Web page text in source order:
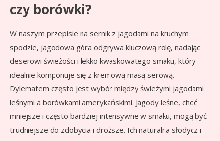
czy borówki?
W naszym przepisie na sernik z jagodami na kruchym
spodzie, jagodowa góra odgrywa kluczową rolę, nadając
deserowi świeżości i lekko kwaskowatego smaku, który
idealnie komponuje się z kremową masą serową.
Dylematem często jest wybór między świeżymi jagodami
leśnymi a borówkami amerykańskimi. Jagody leśne, choć
mniejsze i często bardziej intensywne w smaku, mogą być
trudniejsze do zdobycia i droższe. Ich naturalna słodycz i